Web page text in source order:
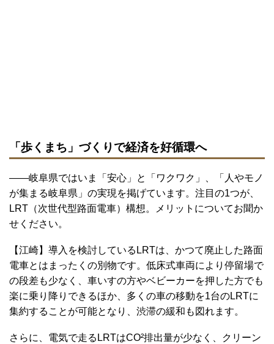
「歩くまち」づくりで経済を好循環へ
――岐阜県ではいま「安心」と「ワクワク」、「人やモノ
が集まる岐阜県」の実現を掲げています。注目の1つが、
LRT（次世代型路面電車）構想。メリットについてお聞か
せください。
【江崎】導入を検討しているLRTは、かつて廃止した路面
電車とはまったくの別物です。低床式車両により停留場で
の段差も少なく、車いすの方やベビーカーを押した方でも
楽に乗り降りできるほか、多くの車の移動を1台のLRTに
集約することが可能となり、渋滞の緩和も図れます。
さらに、電気で走るLRTはCO²排出量が少なく、クリーン